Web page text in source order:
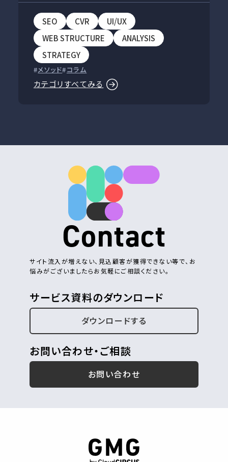
SEO CVR
UI/UX
WEB STRUCTURE
ANALYSIS
STRATEGY
メソッド コラム
カテゴリすべてみる
Contact
サイト流入が増えない、見込顧客が獲得できない等で、お
悩みがございましたらお気軽にご相談ください。
サービス資料のダウンロード
ダウンロードする
お問い合わせ・ご相談
お問い合わせ